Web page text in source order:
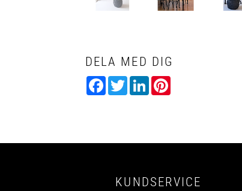
DELA MED DIG
Facebook
TwitterLinkedIn
KUNDSERVICE